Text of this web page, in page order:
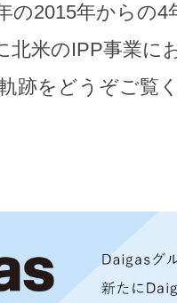
の2015年からの4
北米のIPP事業に
跡をどうぞご覧